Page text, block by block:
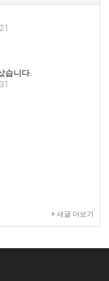
습니다.
+ 새글 더보기